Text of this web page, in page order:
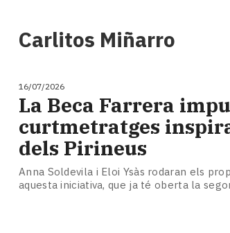
Cultura
tant!
TV
i
mitjans
El
temps
Reportatges
Carlitos Miñarro
16/07/2026
La Beca Farrera
curtmetratges
dels Pirineus
Anna Soldevila i Eloi Ysàs rodaran els
aquesta iniciativa, que ja té oberta la